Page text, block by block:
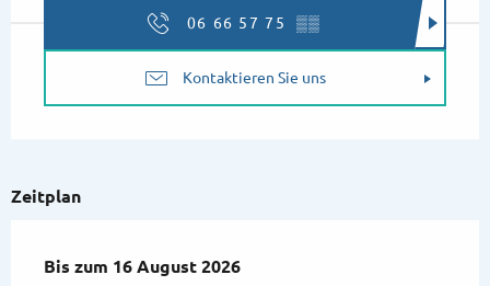
06 66 57 75 ▒▒
Kontaktieren Sie uns
Zeitplan
vom1 August 2026bis zum
Bis zum 16 August 2026